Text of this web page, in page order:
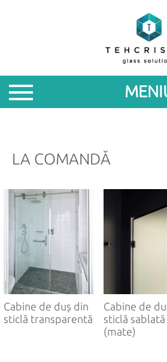
LA COMANDĂ
Cabine de duș din
sticlă transparentă
Cabine de
sticlă sablată
(mate)
DESPRE
NOI
NOUTATI